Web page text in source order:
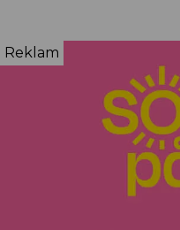
Reklam